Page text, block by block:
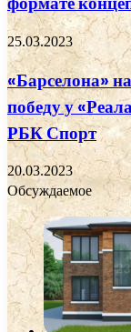
25.03.2023
«Барселона»
победу у
РБК Спорт
20.03.2023
Обсуждаемое